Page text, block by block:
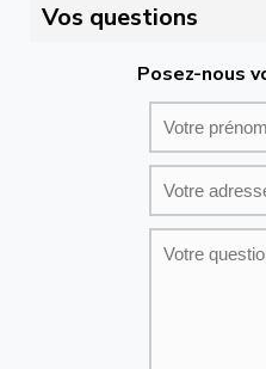
Vos questions
Posez-nous